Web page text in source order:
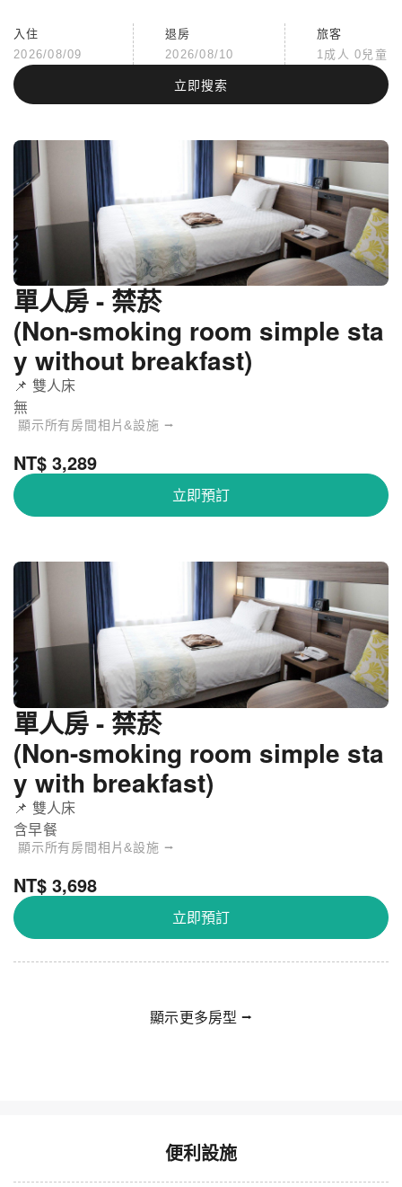
入住
2026/08/09
退房
2026/08/10
旅客
1成人 0兒童
立即搜索
單人房 - 禁菸
(Non-smoking room simple sta
y without breakfast)
📌 雙人床
無
顯示所有房間相片&設施 ⭢
NT$ 3,289
立即預訂
單人房 - 禁菸
(Non-smoking room simple sta
y with breakfast)
📌 雙人床
含早餐
顯示所有房間相片&設施 ⭢
NT$ 3,698
立即預訂
顯示更多房型 ⭢
便利設施
那霸縣廳前阿蒙特飯店 - 單人房 - 禁菸